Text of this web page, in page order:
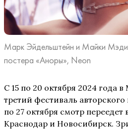
Марк Эйдельштейн и Майки
постера «Аноры», Neon
С 15 по 20 октября 2024 года
третий фестиваль
по 27 октября смотр переедет
Краснодар и Новосибирск.